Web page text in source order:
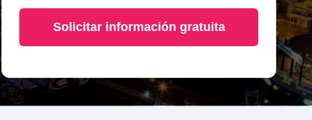
Solicitar información gratuita